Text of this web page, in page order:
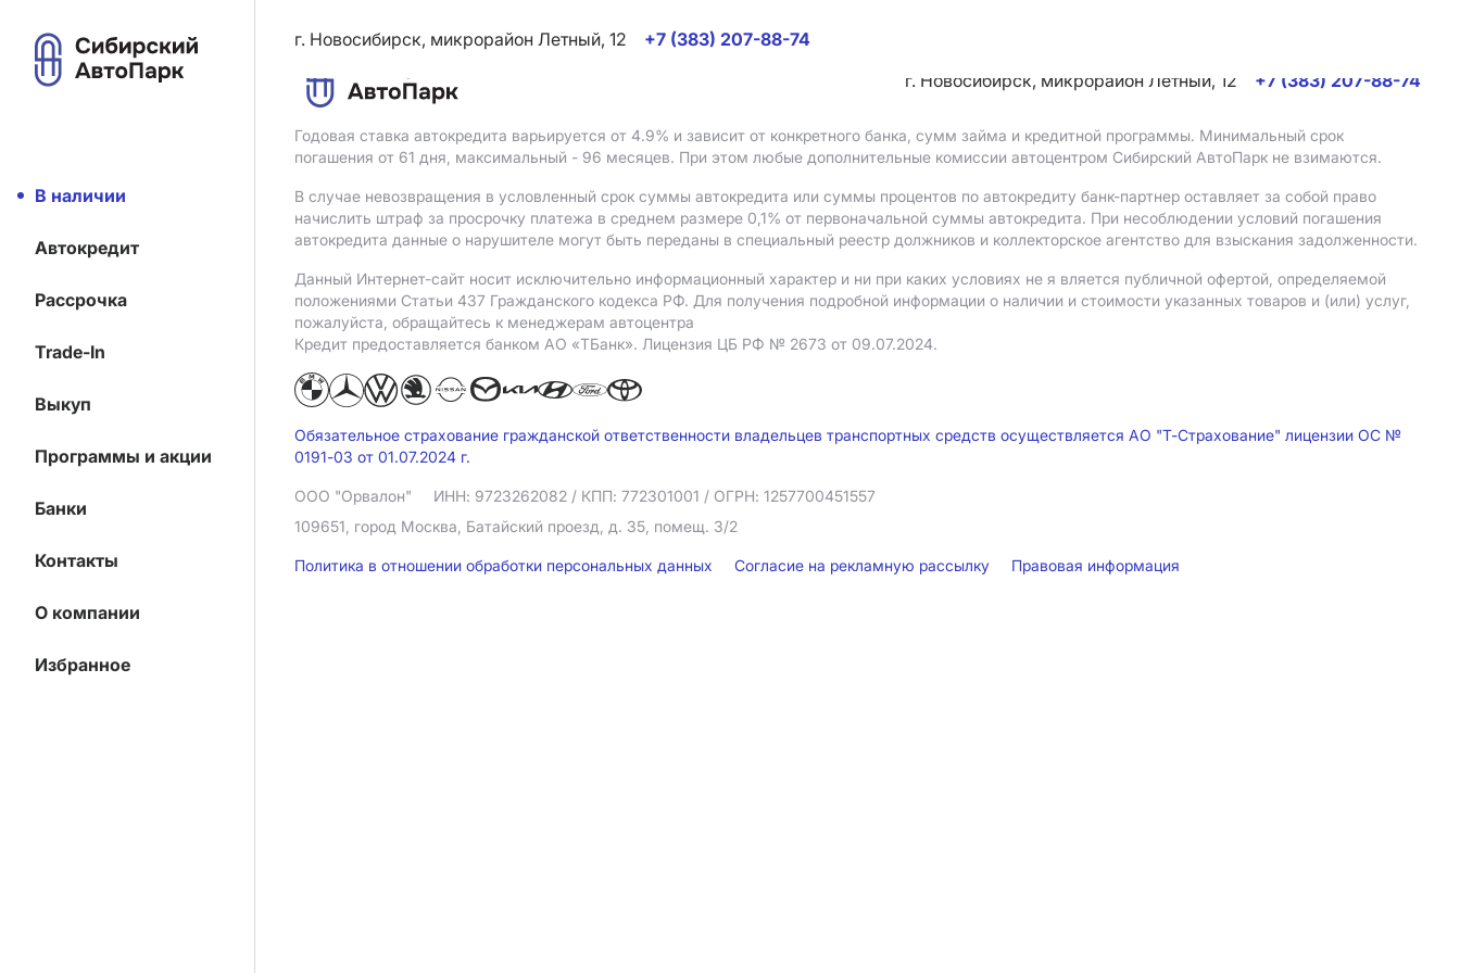
В наличии
Автокредит
Рассрочка
Trade-In
Выкуп
Программы и акции
Банки
Контакты
О компании
Избранное
г. Новосибирск, микрорайон Летный, 12
+7 (383) 207-88-74
г. Новосибирск, микрорайон Летный, 12
+7 (383) 207-88-74
Годовая ставка автокредита варьируется от 4.9% и зависит от конкретного банка, сумм займа и кредитной программы. Минимальный срок
погашения от 61 дня, максимальный - 96 месяцев. При этом любые дополнительные комиссии автоцентром Сибирский АвтоПарк не взимаются.
В случае невозвращения в условленный срок суммы автокредита или суммы процентов по автокредиту банк-партнер оставляет за собой право
начислить штраф за просрочку платежа в среднем размере 0,1% от первоначальной суммы автокредита. При несоблюдении условий погашения
автокредита данные о нарушителе могут быть переданы в специальный реестр должников и коллекторское агентство для взыскания задолженности.
Данный Интернет-сайт носит исключительно информационный характер и ни при каких условиях не я вляется публичной офертой, определяемой
положениями Статьи 437 Гражданского кодекса РФ. Для получения подробной информации о наличии и стоимости указанных товаров и (или) услуг,
пожалуйста, обращайтесь к менеджерам автоцентра
Кредит предоставляется банком АO «ТБанк». Лицензия ЦБ РФ № 2673 от 09.07.2024.
Обязательное страхование гражданской ответственности владельцев транспортных средств осуществляется АО "Т-Страхование" лицензии ОС №
0191-03 от 01.07.2024 г.
ООО "Орвалон" ИНН: 9723262082 / КПП: 772301001 / ОГРН: 1257700451557
109651, город Москва, Батайский проезд, д. 35, помещ. 3/2
Политика в отношении обработки персональных данных Согласие на рекламную рассылку Правовая информация